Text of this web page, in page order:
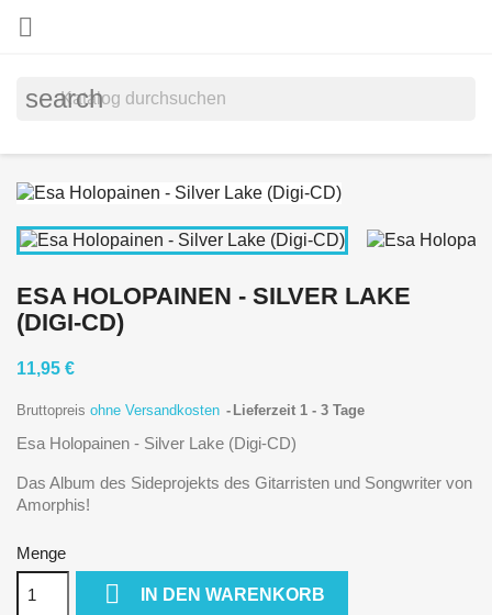

search
ESA HOLOPAINEN - SILVER LAKE
(DIGI-CD)
11,95 €
Bruttopreis ohne Versandkosten Lieferzeit 1 - 3 Tage
Esa Holopainen - Silver Lake (Digi-CD)
Das Album des Sideprojekts des Gitarristen und Songwriter von
Amorphis!
Menge
 IN DEN WARENKORB